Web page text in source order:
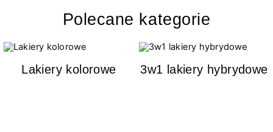
Polecane kategorie
Lakiery kolorowe 3w1 lakiery hybrydowe